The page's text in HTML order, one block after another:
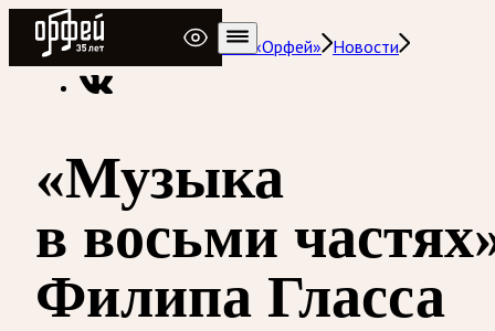
Радио Орфей
Радио классической музыки «Орфей» Новости
«Музыка
в восьми
Филипа Гласса